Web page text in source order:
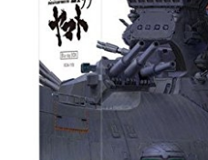
ナツコ
秀明美
設計：
作：東
プッと
勢大貴
メ(C)
ーショ